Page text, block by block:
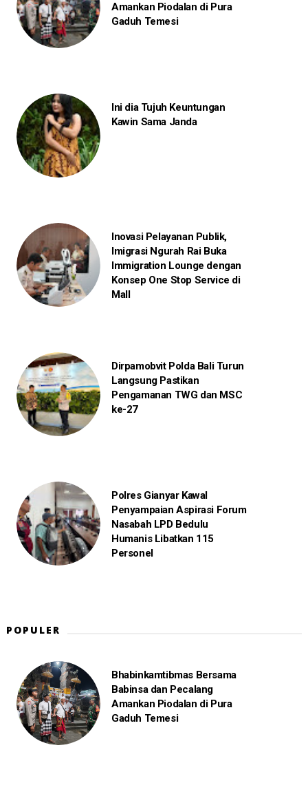
Amankan Piodalan di Pura
Gaduh Temesi
Ini dia Tujuh Keuntungan
Kawin Sama Janda
Inovasi Pelayanan Publik,
Imigrasi Ngurah Rai Buka
Immigration Lounge dengan
Konsep One Stop Service di
Mall
Dirpamobvit Polda Bali Turun
Langsung Pastikan
Pengamanan TWG dan MSC
ke-27
Polres Gianyar Kawal
Penyampaian Aspirasi Forum
Nasabah LPD Bedulu
Humanis Libatkan 115
Personel
POPULER
Bhabinkamtibmas Bersama
Babinsa dan Pecalang
Amankan Piodalan di Pura
Gaduh Temesi